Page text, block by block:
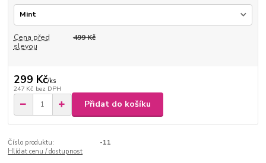
Cena před
slevou
499 Kč
299 Kč/ks
247 Kč bez DPH
Přidat do košíku
Číslo produktu:
-11
Hlídat cenu / dostupnost